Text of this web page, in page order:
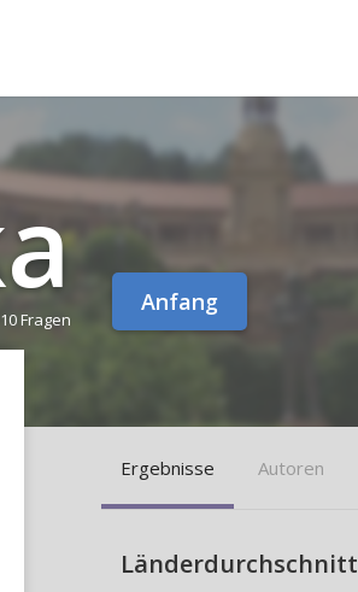
10 Fragen
Anfang
Ergebnisse Autoren
Länderdurchschnitt